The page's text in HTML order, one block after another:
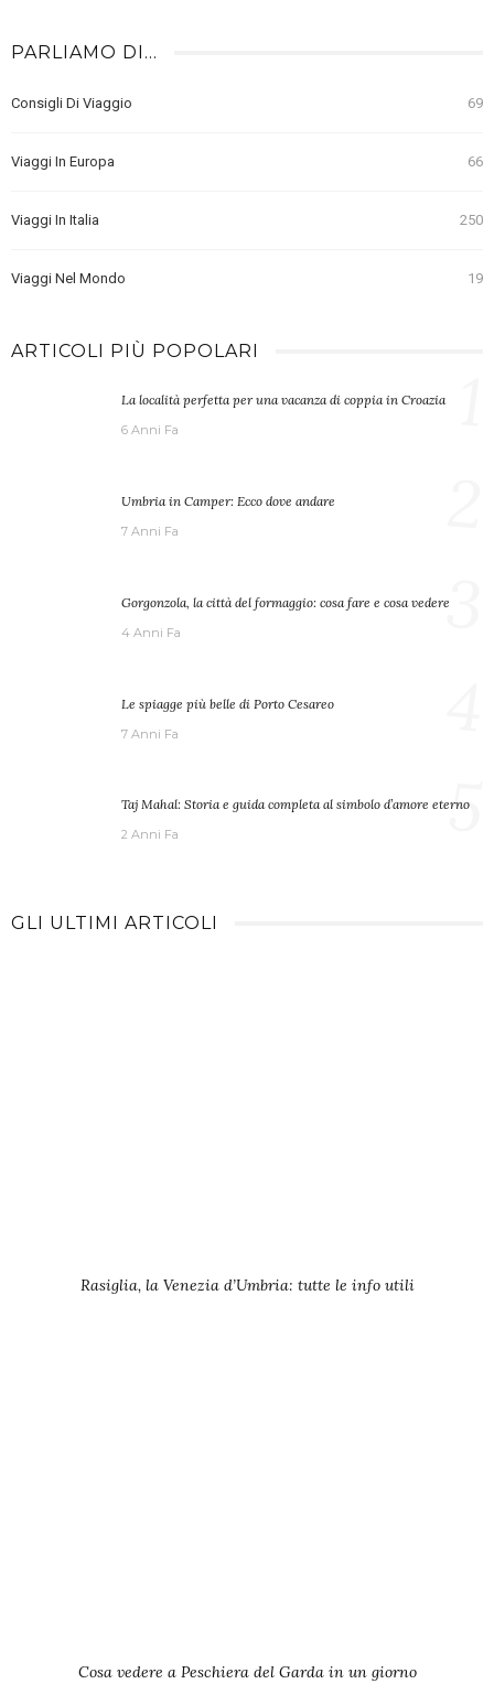
PARLIAMO DI…
Consigli Di Viaggio 69
Viaggi In Europa 66
Viaggi In Italia 250
Viaggi Nel Mondo 19
ARTICOLI PIÙ POPOLARI
La località perfetta per una vacanza di coppia in Croazia
6 Anni Fa
Umbria in Camper: Ecco dove andare
7 Anni Fa
Gorgonzola, la città del formaggio: cosa fare e cosa vedere
4 Anni Fa 3
Le spiagge più belle di Porto Cesareo
7 Anni Fa
Taj Mahal: Storia e guida completa al simbolo d’amore eterno
2 Anni Fa 5
GLI ULTIMI ARTICOLI
Rasiglia, la Venezia d’Umbria: tutte le info utili
Cosa vedere a Peschiera del Garda in un giorno